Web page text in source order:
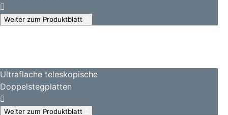
Weiter zum Produktblatt
Ultraflache teleskopische
Doppelstegplatten
Weiter zum Produktblatt